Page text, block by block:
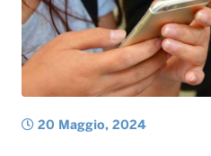
20 Maggio, 2024